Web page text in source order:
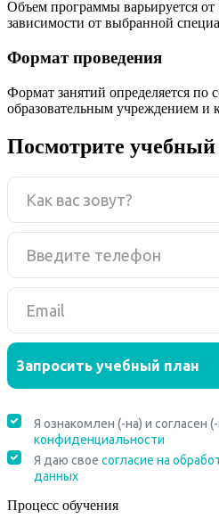
Объем программы варьируется от
зависимости от выбранной
Формат проведения
Формат занятий определяется по
образовательным учреждением и
Посмотрите
Процесс обучения